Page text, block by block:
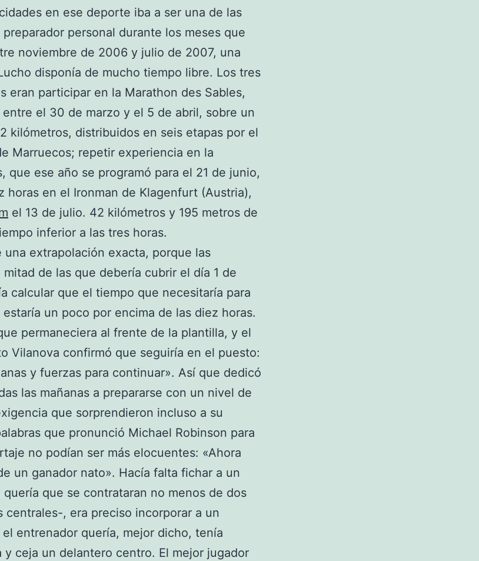
en ese deporte iba a ser una de las
personal durante los meses que
noviembre de 2006 y julio de 2007, una
disponía de mucho tiempo libre. Los tres
eran participar en la Marathon des Sables,
el 30 de marzo y el 5 de abril, sobre un
kilómetros, distribuidos en seis etapas por el
Marruecos; repetir experiencia en la
que ese año se programó para el 21 de junio,
horas en el Ironman de Klagenfurt (Austria),
el 13 de julio. 42 kilómetros y 195 metros de
inferior a las tres horas.
una extrapolación exacta, porque las
mitad de las que debería cubrir el día 1 de
calcular que el tiempo que necesitaría para
un poco por encima de las diez horas.
permaneciera al frente de la plantilla, y el
Vilanova confirmó que seguiría en el puesto:
y fuerzas para continuar». Así que dedicó
las mañanas a prepararse con un nivel de
que sorprendieron incluso a su
que pronunció Michael Robinson para
no podían ser más elocuentes: «Ahora
un ganador nato». Hacía falta fichar a un
que se contrataran no menos de dos
centrales-, era preciso incorporar a un
entrenador quería, mejor dicho, tenía
y ceja un delantero centro. El mejor jugador